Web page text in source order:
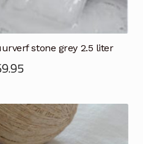
stone grey 2.5 liter